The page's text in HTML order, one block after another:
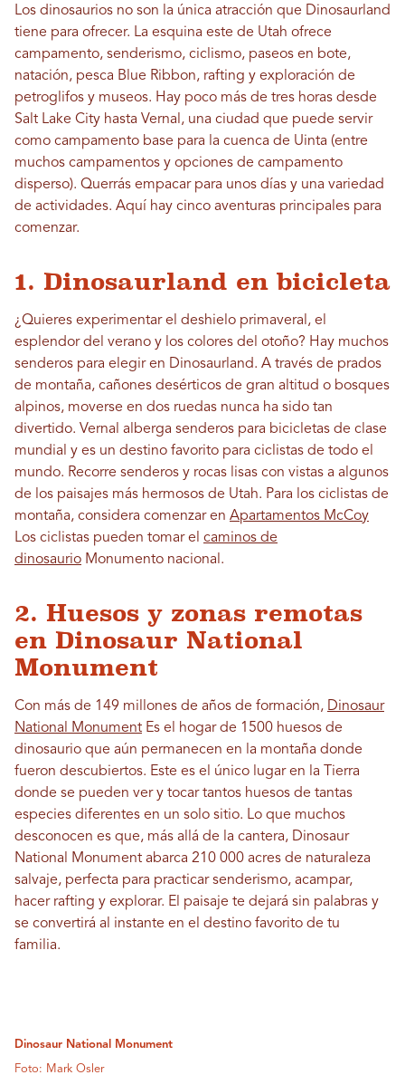
Los dinosaurios no son la única atracción que Dinosaurland
tiene para ofrecer. La esquina este de Utah ofrece
campamento, senderismo, ciclismo, paseos en bote,
natación, pesca Blue Ribbon, rafting y exploración de
petroglifos y museos. Hay poco más de tres horas desde
Salt Lake City hasta Vernal, una ciudad que puede servir
como campamento base para la cuenca de Uinta (entre
muchos campamentos y opciones de campamento
disperso). Querrás empacar para unos días y una variedad
de actividades. Aquí hay cinco aventuras principales para
comenzar.
1. Dinosaurland en bicicleta
¿Quieres experimentar el deshielo primaveral, el
esplendor del verano y los colores del otoño? Hay muchos
senderos para elegir en Dinosaurland. A través de prados
de montaña, cañones desérticos de gran altitud o bosques
alpinos, moverse en dos ruedas nunca ha sido tan
divertido. Vernal alberga senderos para bicicletas de clase
mundial y es un destino favorito para ciclistas de todo el
mundo. Recorre senderos y rocas lisas con vistas a algunos
de los paisajes más hermosos de Utah. Para los ciclistas de
montaña, considera comenzar en Apartamentos McCoy
Los ciclistas pueden tomar el caminos de
dinosaurio Monumento nacional.
2. Huesos y zonas remotas
en Dinosaur National
Monument
Con más de 149 millones de años de formación, Dinosaur
National Monument Es el hogar de 1500 huesos de
dinosaurio que aún permanecen en la montaña donde
fueron descubiertos. Este es el único lugar en la Tierra
donde se pueden ver y tocar tantos huesos de tantas
especies diferentes en un solo sitio. Lo que muchos
desconocen es que, más allá de la cantera, Dinosaur
National Monument abarca 210 000 acres de naturaleza
salvaje, perfecta para practicar senderismo, acampar,
hacer rafting y explorar. El paisaje te dejará sin palabras y
se convertirá al instante en el destino favorito de tu
familia.
Dinosaur National Monument
Foto: Mark Osler